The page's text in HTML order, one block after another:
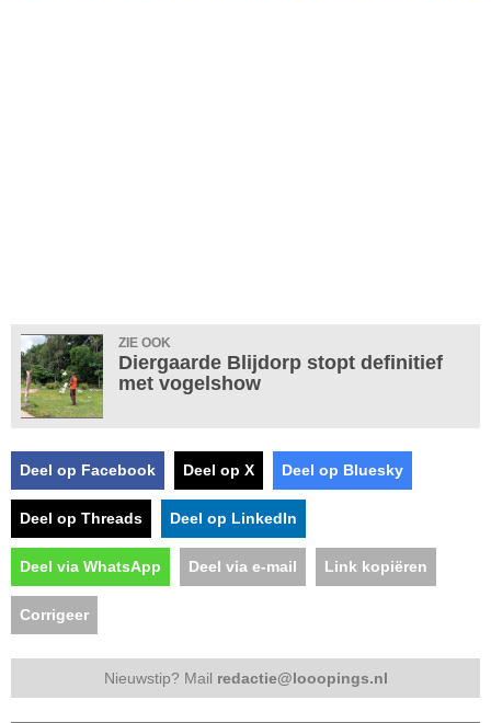
ZIE OOK
Diergaarde Blijdorp stopt definitief
met vogelshow
Deel op Facebook Deel op X Deel op Bluesky
Deel op Threads Deel op LinkedIn
Deel via WhatsApp Deel via e-mail Link kopiëren
Corrigeer
Nieuwstip? Mail redactie@looopings.nl